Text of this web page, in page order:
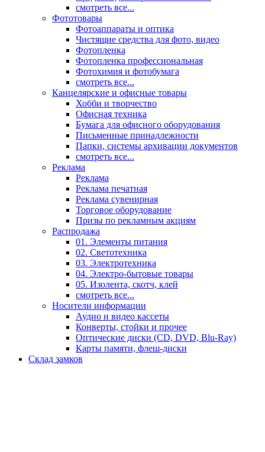
смотреть все...
Фототовары
Фотоаппараты и оптика
Чистящие средства для фото, видео
Фотопленка
Фотопленка профессиональная
Фотохимия и фотобумага
смотреть все...
Канцелярские и офисные товары
Хобби и творчество
Офисная техника
Бумага для офисного оборудования
Письменные принадлежности
Папки, системы архивации документов
смотреть все...
Реклама
Реклама
Реклама печатная
Реклама сувенирная
Торговое оборудование
Призы по рекламным акциям
Распродажа
01. Элементы питания
02. Светотехника
03. Электротехника
04. Электро-бытовые товары
05. Изолента, скотч, клей
смотреть все...
Носители информации
Аудио и видео кассеты
Конверты, стойки и прочее
Оптические диски (CD, DVD, Blu-Ray)
Карты памяти, флеш-диски
Склад замков